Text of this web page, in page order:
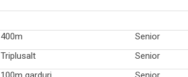
400m
Senior
Triplusalt
Senior